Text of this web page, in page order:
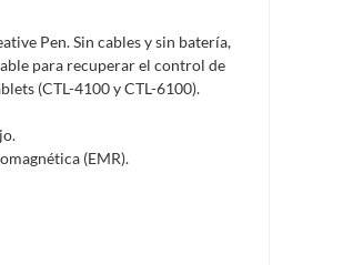
hormigón, albañilería.
colchones, muebles, bicicletas y
Pen. Sin cables y sin batería,
para recuperar el control de
(CTL-4100 y CTL-6100).
(EMR).